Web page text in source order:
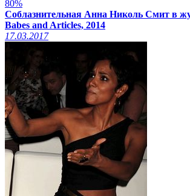
80%
Соблазнительная Анна Николь Смит в
Babes and Articles, 2014
17.03.2017